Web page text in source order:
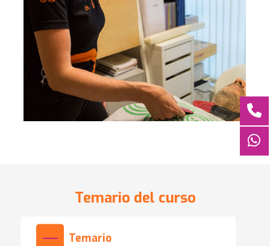
Temario del curso
Temario